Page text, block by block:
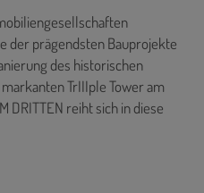
der prägendsten Bauprojekte
des historischen
TrIIIple Tower am
DRITTEN reiht sich in diese